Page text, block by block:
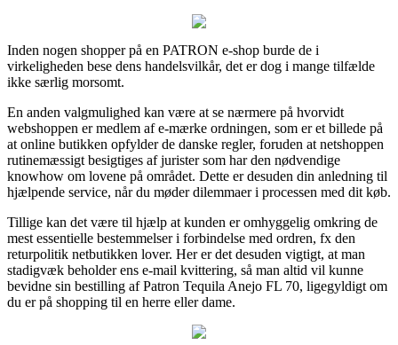
Inden nogen shopper på en PATRON e-shop burde de i
virkeligheden bese dens handelsvilkår, det er dog i mange tilfælde
ikke særlig morsomt.
En anden valgmulighed kan være at se nærmere på hvorvidt
webshoppen er medlem af e-mærke ordningen, som er et billede på
at online butikken opfylder de danske regler, foruden at netshoppen
rutinemæssigt besigtiges af jurister som har den nødvendige
knowhow om lovene på området. Dette er desuden din anledning til
hjælpende service, når du møder dilemmaer i processen med dit køb.
Tillige kan det være til hjælp at kunden er omhyggelig omkring de
mest essentielle bestemmelser i forbindelse med ordren, fx den
returpolitik netbutikken lover. Her er det desuden vigtigt, at man
stadigvæk beholder ens e-mail kvittering, så man altid vil kunne
bevidne sin bestilling af Patron Tequila Anejo FL 70, ligegyldigt om
du er på shopping til en herre eller dame.